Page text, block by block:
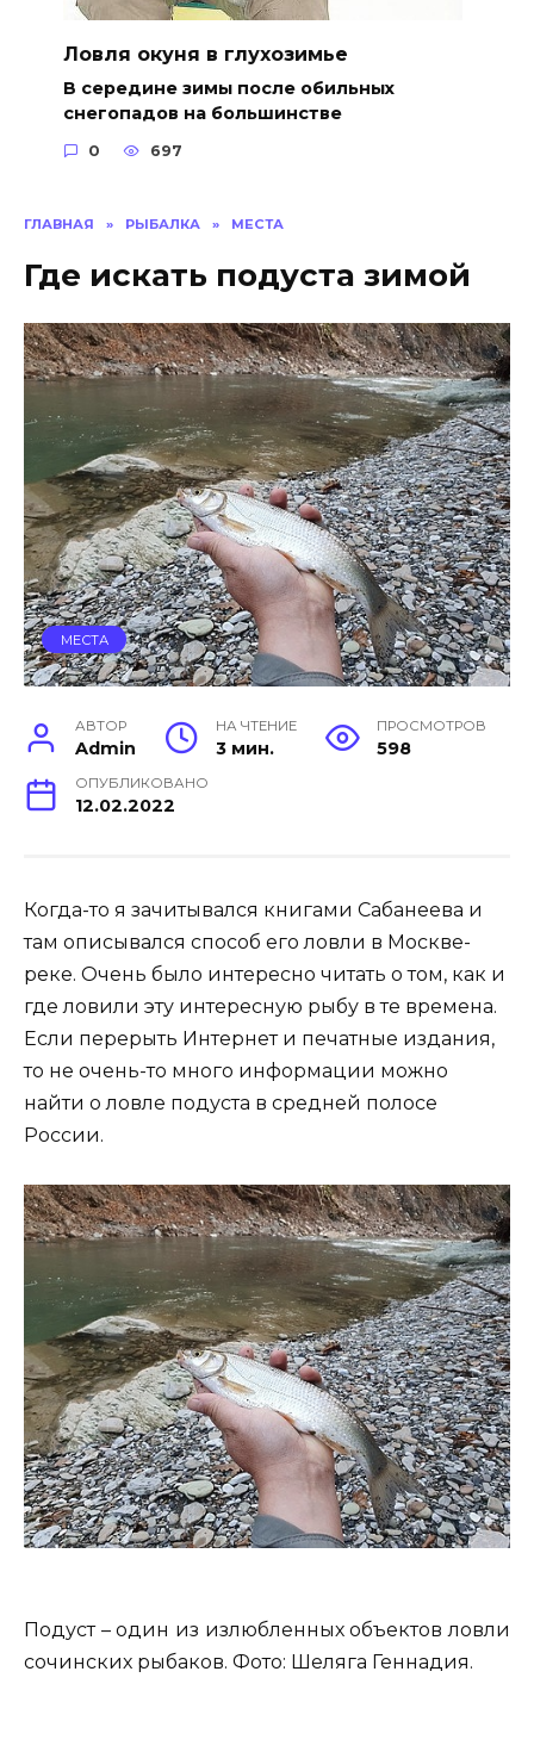
ГЛАВНАЯ » РЫБАЛКА » МЕСТА
Где искать подуста зимой
МЕСТА
АВТОР
Admin
НА ЧТЕНИЕ
3 мин.
ПРОСМОТРОВ
598
ОПУБЛИКОВАНО
12.02.2022
Когда-то я зачитывался книгами Сабанеева и
там описывался способ его ловли в Москве-
реке. Очень было интересно читать о том, как и
где ловили эту интересную рыбу в те времена.
Если перерыть Интернет и печатные издания,
то не очень-то много информации можно
найти о ловле подуста в средней полосе
России.
Подуст – один из излюбленных объектов ловли
сочинских рыбаков. Фото: Шеляга Геннадия.
Ловля окуня в глухозимье
В середине зимы после обильных
снегопадов на большинстве
0 697